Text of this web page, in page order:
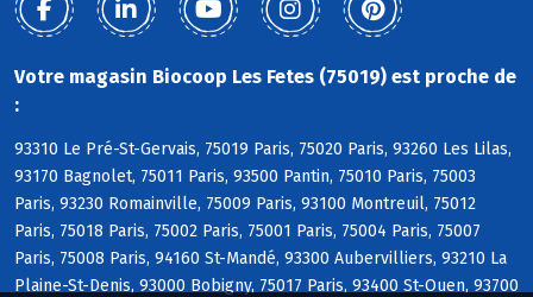
Votre magasin Biocoop Les Fetes (75019) est proche de
:
93310 Le Pré-St-Gervais, 75019 Paris, 75020 Paris, 93260 Les Lilas,
93170 Bagnolet, 75011 Paris, 93500 Pantin, 75010 Paris, 75003
Paris, 93230 Romainville, 75009 Paris, 93100 Montreuil, 75012
Paris, 75018 Paris, 75002 Paris, 75001 Paris, 75004 Paris, 75007
Paris, 75008 Paris, 94160 St-Mandé, 93300 Aubervilliers, 93210 La
Plaine-St-Denis, 93000 Bobigny, 75017 Paris, 93400 St-Ouen, 93700